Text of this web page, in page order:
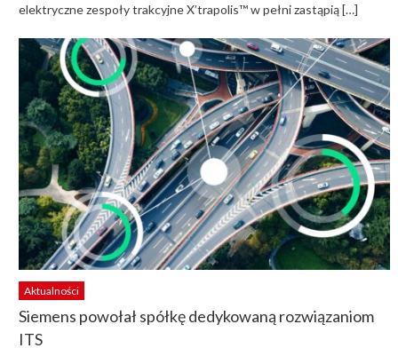
elektryczne zespoły trakcyjne X’trapolis™ w pełni zastąpią […]
Aktualności
Siemens powołał spółkę dedykowaną rozwiązaniom
ITS